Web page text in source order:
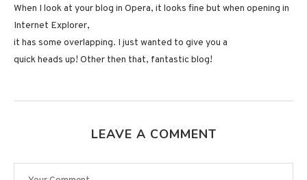
When I look at your blog in Opera, it looks fine but when opening in
Internet Explorer,
it has some overlapping. I just wanted to give you a
quick heads up! Other then that, fantastic blog!
LEAVE A COMMENT